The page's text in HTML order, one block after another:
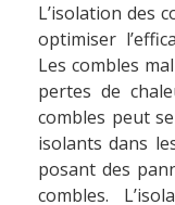
L’isolation des
optimiser
Les combles
pertes de
combles peut
isolants dans
posant des
combles.